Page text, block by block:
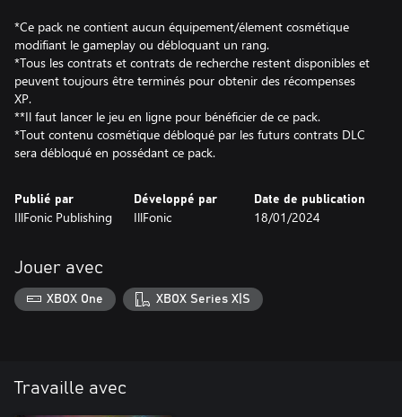
*Ce pack ne contient aucun équipement/élement cosmétique
modifiant le gameplay ou débloquant un rang.
*Tous les contrats et contrats de recherche restent disponibles et
peuvent toujours être terminés pour obtenir des récompenses
XP.
**Il faut lancer le jeu en ligne pour bénéficier de ce pack.
*Tout contenu cosmétique débloqué par les futurs contrats DLC
sera débloqué en possédant ce pack.
Publié par
IllFonic Publishing
Développé par
IllFonic
Date de publication
18/01/2024
Jouer avec
XBOX One XBOX Series X|S
Travaille avec